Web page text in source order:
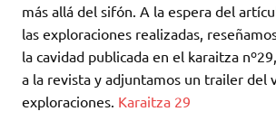
más allá del sifón. A la espera del
las exploraciones realizadas,
la cavidad publicada en el karaitza
a la revista y adjuntamos un trailer del
exploraciones. Karaitza 29